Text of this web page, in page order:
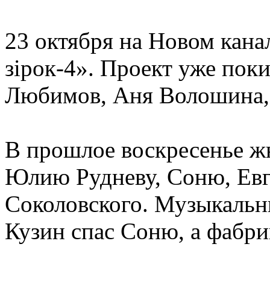
23 октября на Новом
зiрок-4». Проект уже
Любимов, Аня Волошина,
В прошлое воскресенье
Юлию Рудневу, Соню,
Соколовского.
Кузин спас Соню, а